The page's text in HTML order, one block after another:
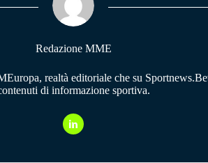
Redazione MME
realtà editoriale che su
di informazione sportiva.